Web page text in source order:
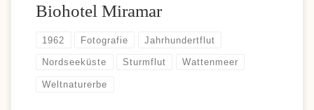
Biohotel Miramar
1962 Fotografie Jahrhundertflut
Nordseeküste Sturmflut Wattenmeer
Weltnaturerbe